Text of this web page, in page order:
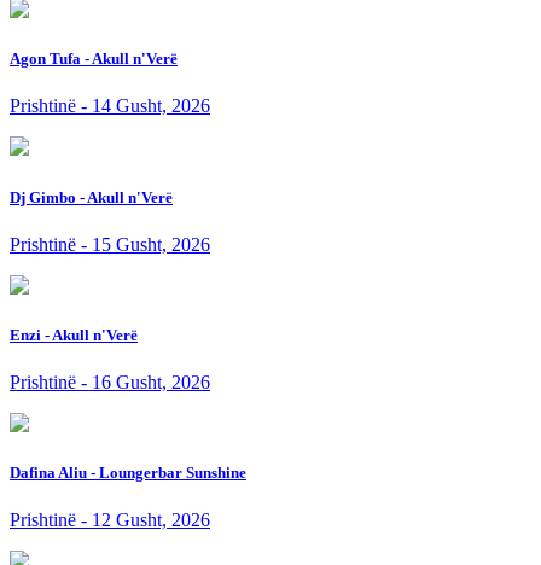
Agon Tufa - Akull n'Verë
Prishtinë - 14 Gusht, 2026
Dj Gimbo - Akull n'Verë
Prishtinë - 15 Gusht, 2026
Enzi - Akull n'Verë
Prishtinë - 16 Gusht, 2026
Dafina Aliu - Loungerbar Sunshine
Prishtinë - 12 Gusht, 2026